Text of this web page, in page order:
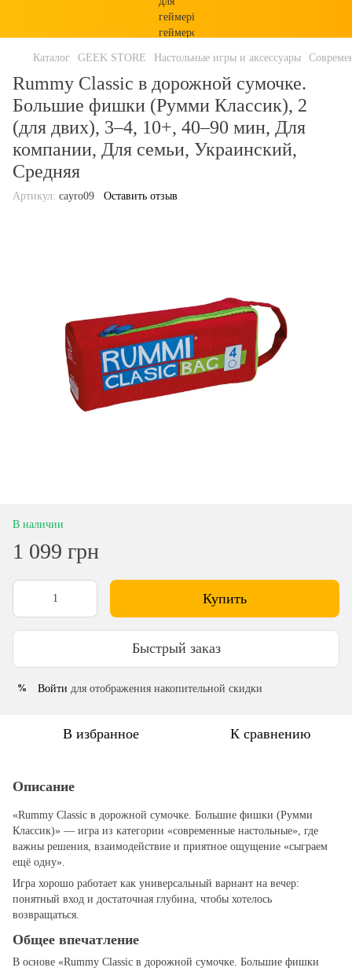
Каталог GEEK STORE Настольные игры и аксессуары
Rummy Classic в дорожной сумочке.
Большие фишки (Румми Классик), 2
(для двих), 3–4, 10+, 40–90 мин, Для
компании, Для семьи, Украинский,
Средняя
Артикул: cayro09 Оставить отзыв
В наличии
1 099 грн
Купить
Быстрый заказ
% Войти для отображения накопительной скидки
В избранное К сравнению
Описание
«Rummy Classic в дорожной сумочке. Большие фишки (Румми
Классик)» — игра из категории «современные настольные», где
важны решения, взаимодействие и приятное ощущение «сыграем
ещё одну».
Игра хорошо работает как универсальный вариант на вечер:
понятный вход и достаточная глубина, чтобы хотелось
возвращаться.
Общее впечатление
В основе «Rummy Classic в дорожной сумочке. Большие фишки